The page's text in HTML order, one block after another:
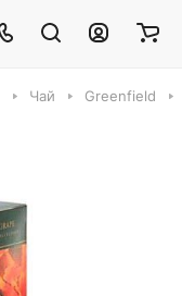
Чай Greenfield